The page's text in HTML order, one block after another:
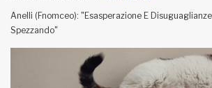
Anelli (Fnomceo): "Esasperazione E
Spezzando"